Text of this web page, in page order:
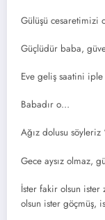
Gülüşü cesaretimizi
Güçlüdür baba,
Eve geliş saatini
Babadır o…
Ağız dolusu söyleriz
Gece aysız olmaz,
İster fakir olsun ister
olsun ister göçmüş,